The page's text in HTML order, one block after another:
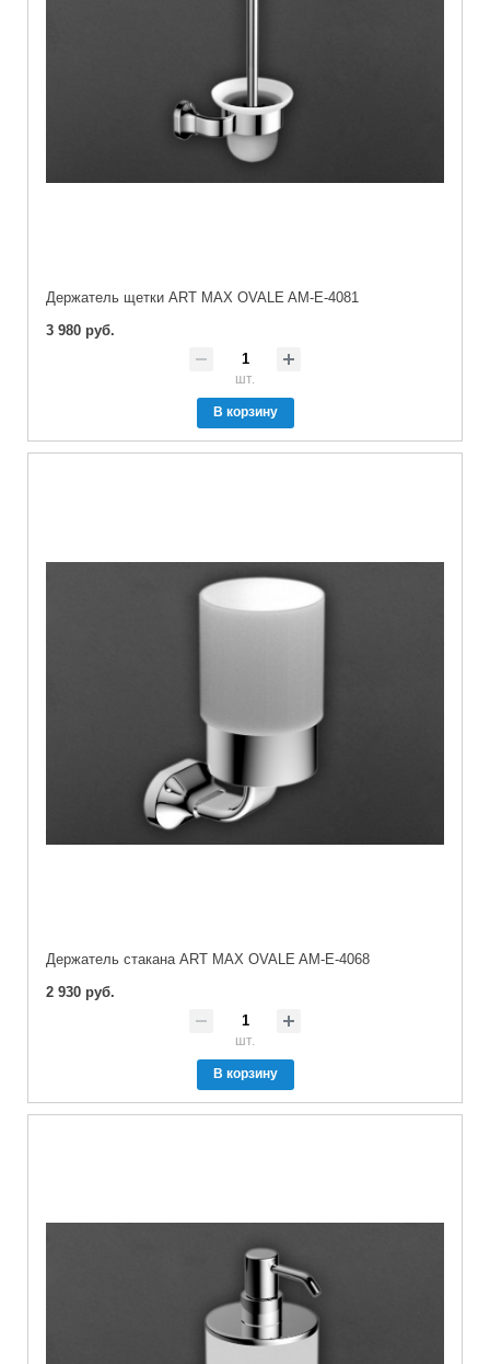
Держатель щетки ART MAX OVALE AM-E-4081
3 980 руб.
шт.
В корзину
Держатель стакана ART MAX OVALE AM-E-4068
2 930 руб.
шт.
В корзину